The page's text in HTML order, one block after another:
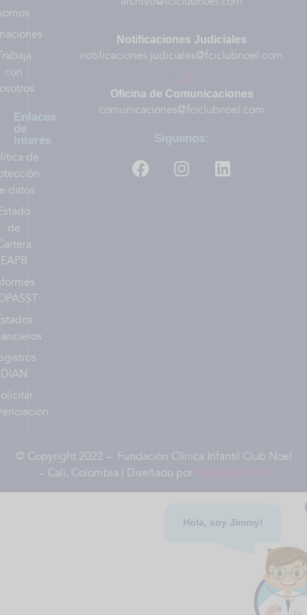
Hola, soy Jimmy!
con
Enlaces
de
interés
de
datos
de
EAPB
DIAN
Notificaciones Judiciales
notificaciones.judiciales@fciclubnoel.com
Oficina de Comunicaciones
comunicaciones@fciclubnoel.com
Síguenos:
© Copyright 2022 – Fundación Clínica Infantil Club Noel
– Cali, Colombia | Diseñado por HenryRios.com